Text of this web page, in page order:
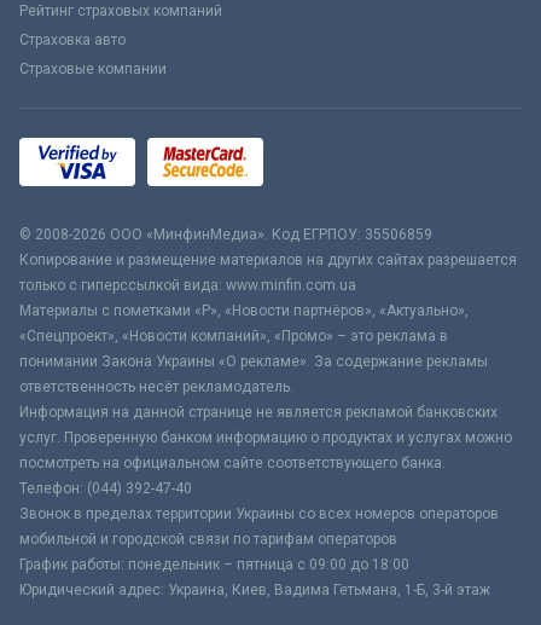
Рейтинг страховых компаний
Страховка авто
Страховые компании
© 2008-2026 ООО «МинфинМедиа». Код ЕГРПОУ: 35506859
Копирование и размещение материалов на других сайтах разрешается
только с гиперссылкой вида: www.minfin.com.ua
Материалы с пометками «Р», «Новости партнёров», «Актуально»,
«Спецпроект», «Новости компаний», «Промо» – это реклама в
понимании Закона Украины «О рекламе». За содержание рекламы
ответственность несёт рекламодатель.
Информация на данной странице не является рекламой банковских
услуг. Проверенную банком информацию о продуктах и услугах можно
посмотреть на официальном сайте соответствующего банка.
Телефон: (044) 392-47-40
Звонок в пределах территории Украины со всех номеров операторов
мобильной и городской связи по тарифам операторов
График работы: понедельник – пятница с 09:00 до 18:00
Юридический адрес: Украина, Киев, Вадима Гетьмана, 1-Б, 3-й этаж